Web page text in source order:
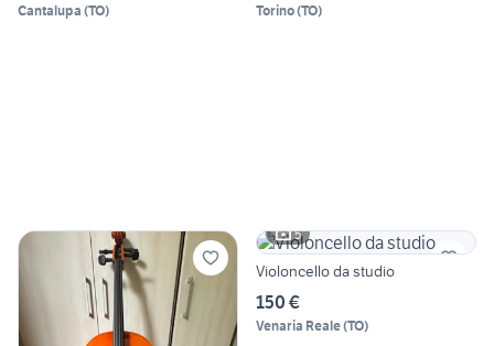
Cantalupa (TO) Torino(TO)
5
Violoncello da studio
150 €
Venaria Reale(TO)